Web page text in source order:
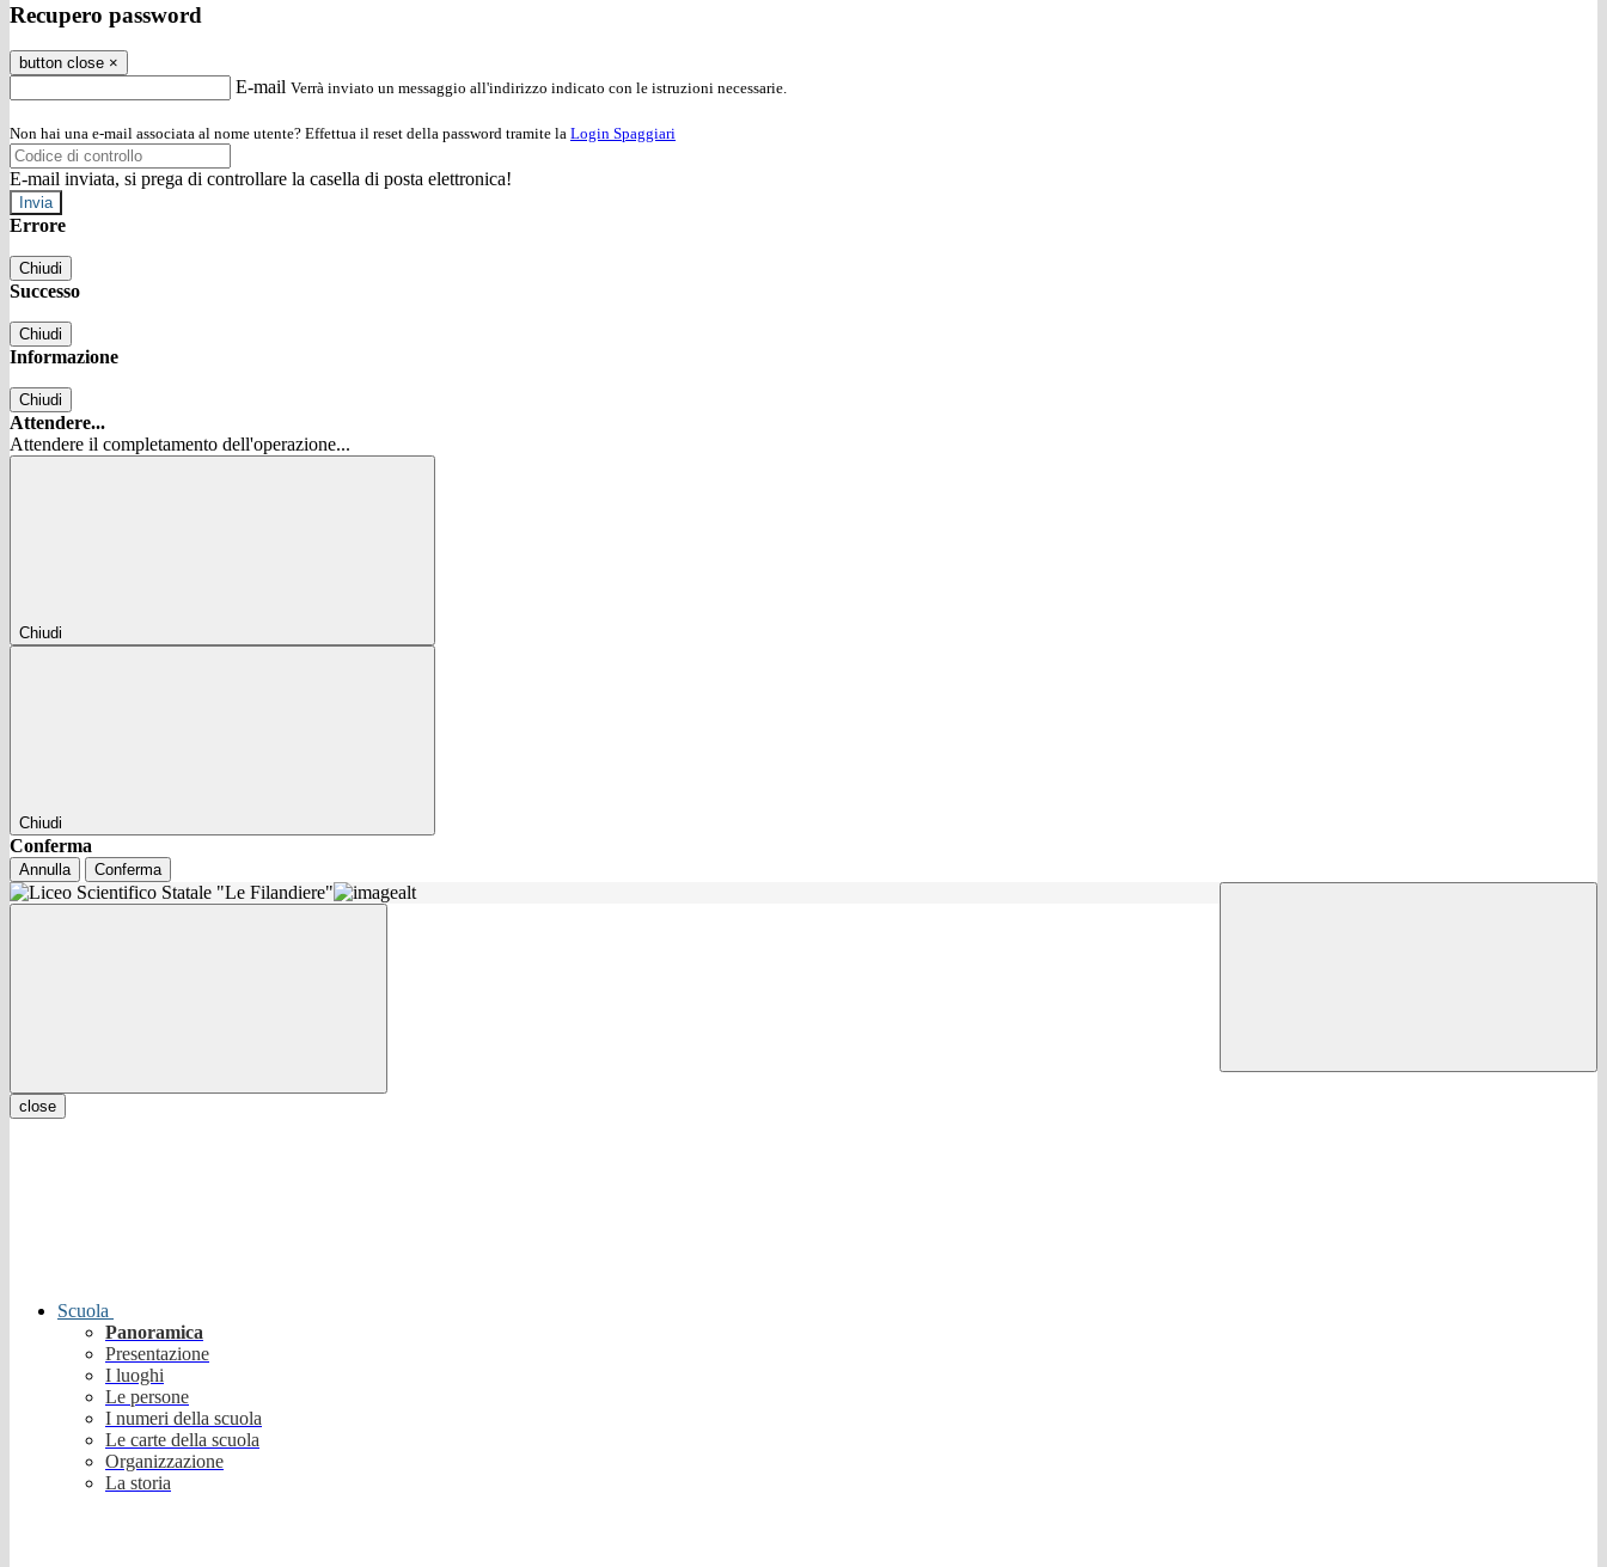
Recupero password
button close ×
E-mail Verrà inviato un messaggio all'indirizzo indicato con le istruzioni necessarie.
Non hai una e-mail associata al nome utente? Effettua il reset della password tramite la Login Spaggiari
E-mail inviata, si prega di controllare la casella di posta elettronica!
Errore
Chiudi
Successo
Chiudi
Informazione
Chiudi
Attendere...
Attendere il completamento dell'operazione...
Chiudi
Chiudi
Conferma
Annulla Conferma
close
Scuola
Panoramica
Presentazione
I luoghi
Le persone
I numeri della scuola
Le carte della scuola
Organizzazione
La storia